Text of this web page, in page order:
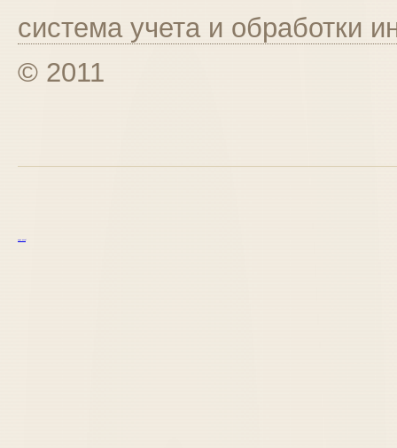
система учета и обработки
© 2011
курс excel